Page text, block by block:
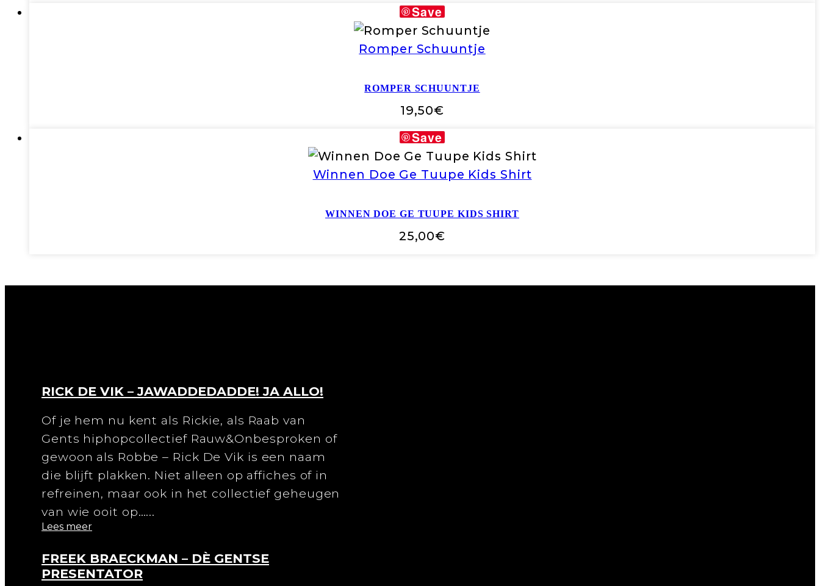
Save
Romper Schuuntje
ROMPER SCHUUNTJE
19,50€
Save
Winnen Doe Ge Tuupe Kids Shirt
WINNEN DOE GE TUUPE KIDS SHIRT
25,00€
RICK DE VIK – JAWADDEDADDE! JA ALLO!
Of je hem nu kent als Rickie, als Raab van
Gents hiphopcollectief Rauw&Onbesproken of
gewoon als Robbe – Rick De Vik is een naam
die blijft plakken. Niet alleen op affiches of in
refreinen, maar ook in het collectief geheugen
van wie ooit op…...
Lees meer
FREEK BRAECKMAN – DÈ GENTSE
PRESENTATOR